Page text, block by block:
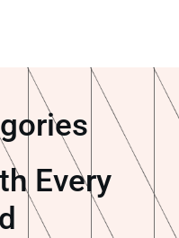
Every